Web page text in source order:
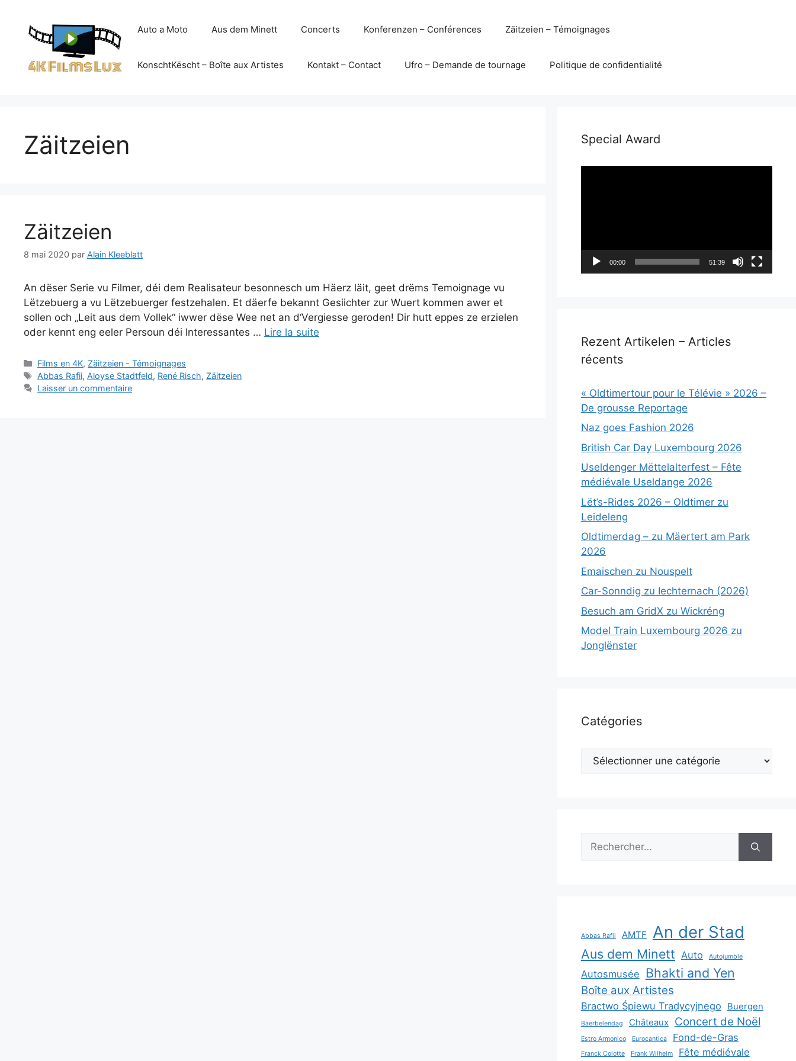
contenu
Auto a Moto Aus dem Minett Concerts Konferenzen – Conférences Zäitzeien – Témoignages
KonschtKëscht – Boîte aux Artistes Kontakt – Contact Ufro – Demande de tournage Politique de confidentialité
Zäitzeien
Zäitzeien
8 mai 2020 par Alain Kleeblatt
An dëser Serie vu Filmer, déi dem Realisateur besonnesch um Häerz läit, geet drëms Temoignage vu
Lëtzebuerg a vu Lëtzebuerger festzehalen. Et däerfe bekannt Gesiichter zur Wuert kommen awer et
sollen och „Leit aus dem Vollek“ iwwer dëse Wee net an d‘Vergiesse geroden! Dir hutt eppes ze erzielen
oder kennt eng eeler Persoun déi Interessantes … Lire la suite
Catégories
Films en 4K, Zäitzeien - Témoignages
Étiquettes
Abbas Rafii, Aloyse Stadtfeld, René Risch, Zäitzeien
Laisser un commentaire
Special Award
00:00 51:39
Rezent Artikelen – Articles
récents
« Oldtimertour pour le Télévie » 2026 –
De grousse Reportage
Naz goes Fashion 2026
British Car Day Luxembourg 2026
Useldenger Mëttelalterfest – Fête
médiévale Useldange 2026
Lët’s-Rides 2026 – Oldtimer zu
Leideleng
Oldtimerdag – zu Mäertert am Park
2026
Emaischen zu Nouspelt
Car-Sonndig zu Iechternach (2026)
Besuch am GridX zu Wickréng
Model Train Luxembourg 2026 zu
Jonglënster
Catégories
Catégories
Rechercher :
Abbas Rafii AMTF An der Stad
Aus dem Minett Auto Autojumble
Autosmusée Bhakti and Yen
Boîte aux Artistes
Bractwo Śpiewu Tradycyjnego Buergen
Bäerbelendag Châteaux Concert de Noël
Estro Armonico Eurocantica Fond-de-Gras
Franck Colotte Frank Wilhelm Fête médiévale